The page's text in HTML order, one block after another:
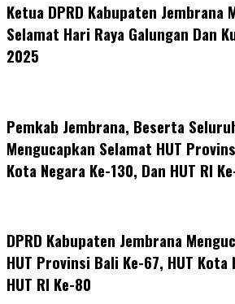
Ketua DPRD Kabupaten Jembrana
Selamat Hari Raya Galungan Dan
2025
Pemkab Jembrana, Beserta
Mengucapkan Selamat HUT
Kota Negara Ke-130, Dan HUT RI
DPRD Kabupaten Jembrana
HUT Provinsi Bali Ke-67, HUT Kota
HUT RI Ke-80